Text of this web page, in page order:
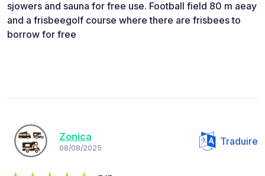
sjowers and sauna for free use. Football field 80 m aeay
and a frisbeegolf course where there are frisbees to
borrow for free
Zonica
08/08/2025
Traduire